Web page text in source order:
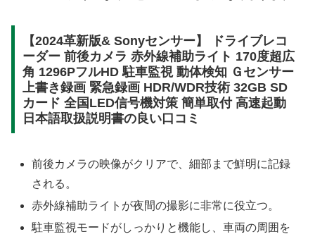
【2024革新版& Sonyセンサー】 ドライブレコ
ーダー 前後カメラ 赤外線補助ライト 170度超広
角 1296PフルHD 駐車監視 動体検知 Ｇセンサー
上書き録画 緊急録画 HDR/WDR技術 32GB SD
カード 全国LED信号機対策 簡単取付 高速起動
日本語取扱説明書の良い口コミ
前後カメラの映像がクリアで、細部まで鮮明に記録
される。
赤外線補助ライトが夜間の撮影に非常に役立つ。
駐車監視モードがしっかりと機能し、車両の周囲を